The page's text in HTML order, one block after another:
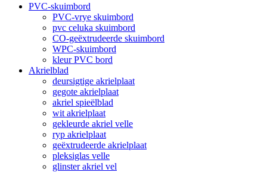
PVC-skuimbord
PVC-vrye skuimbord
pvc celuka skuimbord
CO-geëxtrudeerde skuimbord
WPC-skuimbord
kleur PVC bord
Akrielblad
deursigtige akrielplaat
gegote akrielplaat
akriel spieëlblad
wit akrielplaat
gekleurde akriel velle
ryp akrielplaat
geëxtrudeerde akrielplaat
pleksiglas velle
glinster akriel vel